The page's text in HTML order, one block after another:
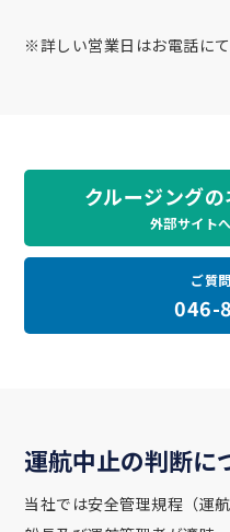
※詳しい営業日はお電話にて
クルージング
外部サイト
ご質
046-
運航中止の判断に
当社では安全管理規程（運